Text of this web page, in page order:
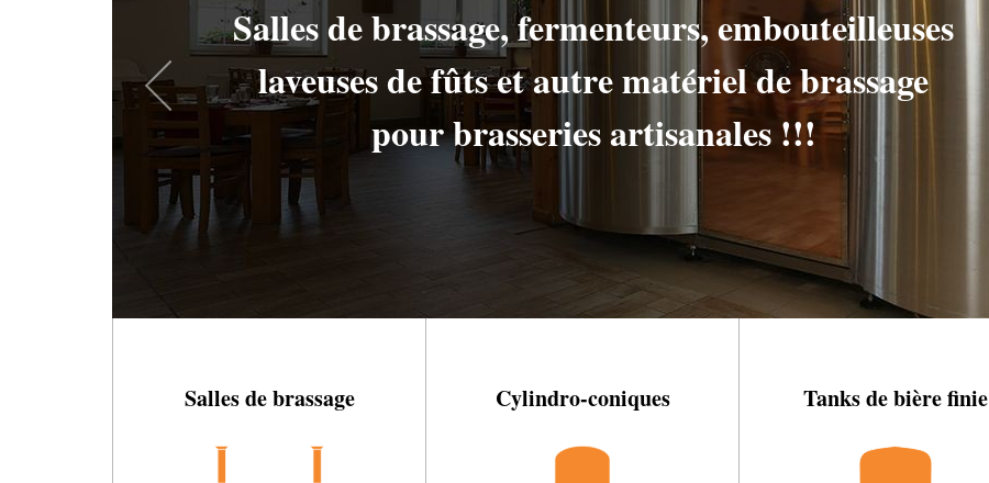
Chillers, CIP, carbonatation,
filtration diatomite et autre matériel de brassage
pour brasseries artisanales !!!
Salles de brassage Cylindro-coniques Tanks de bière finie